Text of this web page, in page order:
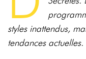
styles inattendus,
tendances actuelles.